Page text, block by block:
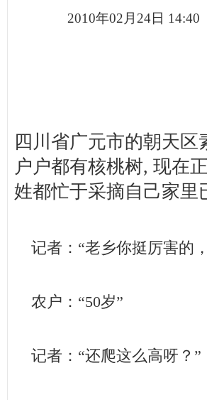
2010年02月24日
四川省广元市的朝天
户户都有核桃树, 现在
姓都忙于采摘自己家里
记者：“老乡你挺厉害的
农户：“50岁”
记者：“还爬这么高呀？”